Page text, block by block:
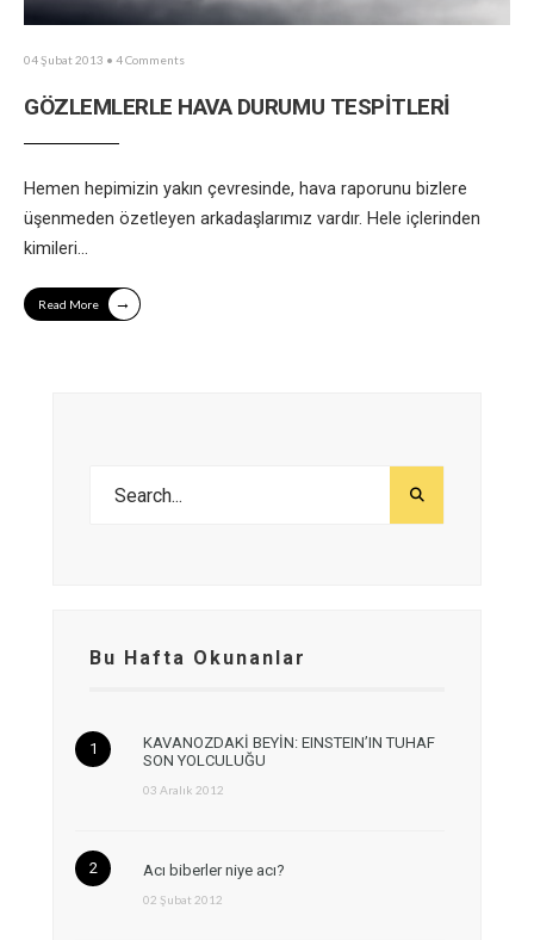
04 Şubat 2013 • 4 Comments
GÖZLEMLERLE HAVA DURUMU TESPİTLERİ
Hemen hepimizin yakın çevresinde, hava raporunu bizlere
üşenmeden özetleyen arkadaşlarımız vardır. Hele içlerinden
kimileri...
Read More →
Bu Hafta Okunanlar
KAVANOZDAKİ BEYİN: EINSTEIN’IN TUHAF
SON YOLCULUĞU
03 Aralık 2012
Acı biberler niye acı?
02 Şubat 2012